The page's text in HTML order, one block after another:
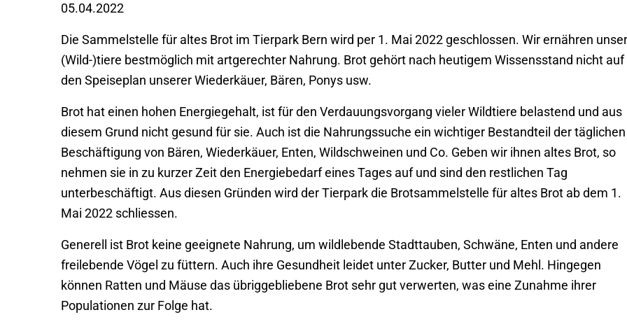
05.04.2022
Die Sammelstelle für altes Brot im Tierpark Bern wird per 1. Mai 2022 geschlossen. Wir ernähren
(Wild-)tiere bestmöglich mit artgerechter Nahrung. Brot gehört nach heutigem Wissensstand nicht auf
den Speiseplan unserer Wiederkäuer, Bären, Ponys usw.
Brot hat einen hohen Energiegehalt, ist für den Verdauungsvorgang vieler Wildtiere belastend und aus
diesem Grund nicht gesund für sie. Auch ist die Nahrungssuche ein wichtiger Bestandteil der täglichen
Beschäftigung von Bären, Wiederkäuer, Enten, Wildschweinen und Co. Geben wir ihnen altes Brot, so
nehmen sie in zu kurzer Zeit den Energiebedarf eines Tages auf und sind den restlichen Tag
unterbeschäftigt. Aus diesen Gründen wird der Tierpark die Brotsammelstelle für altes Brot ab dem 1.
Mai 2022 schliessen.
Generell ist Brot keine geeignete Nahrung, um wildlebende Stadttauben, Schwäne, Enten und andere
freilebende Vögel zu füttern. Auch ihre Gesundheit leidet unter Zucker, Butter und Mehl. Hingegen
können Ratten und Mäuse das übriggebliebene Brot sehr gut verwerten, was eine Zunahme ihrer
Populationen zur Folge hat.